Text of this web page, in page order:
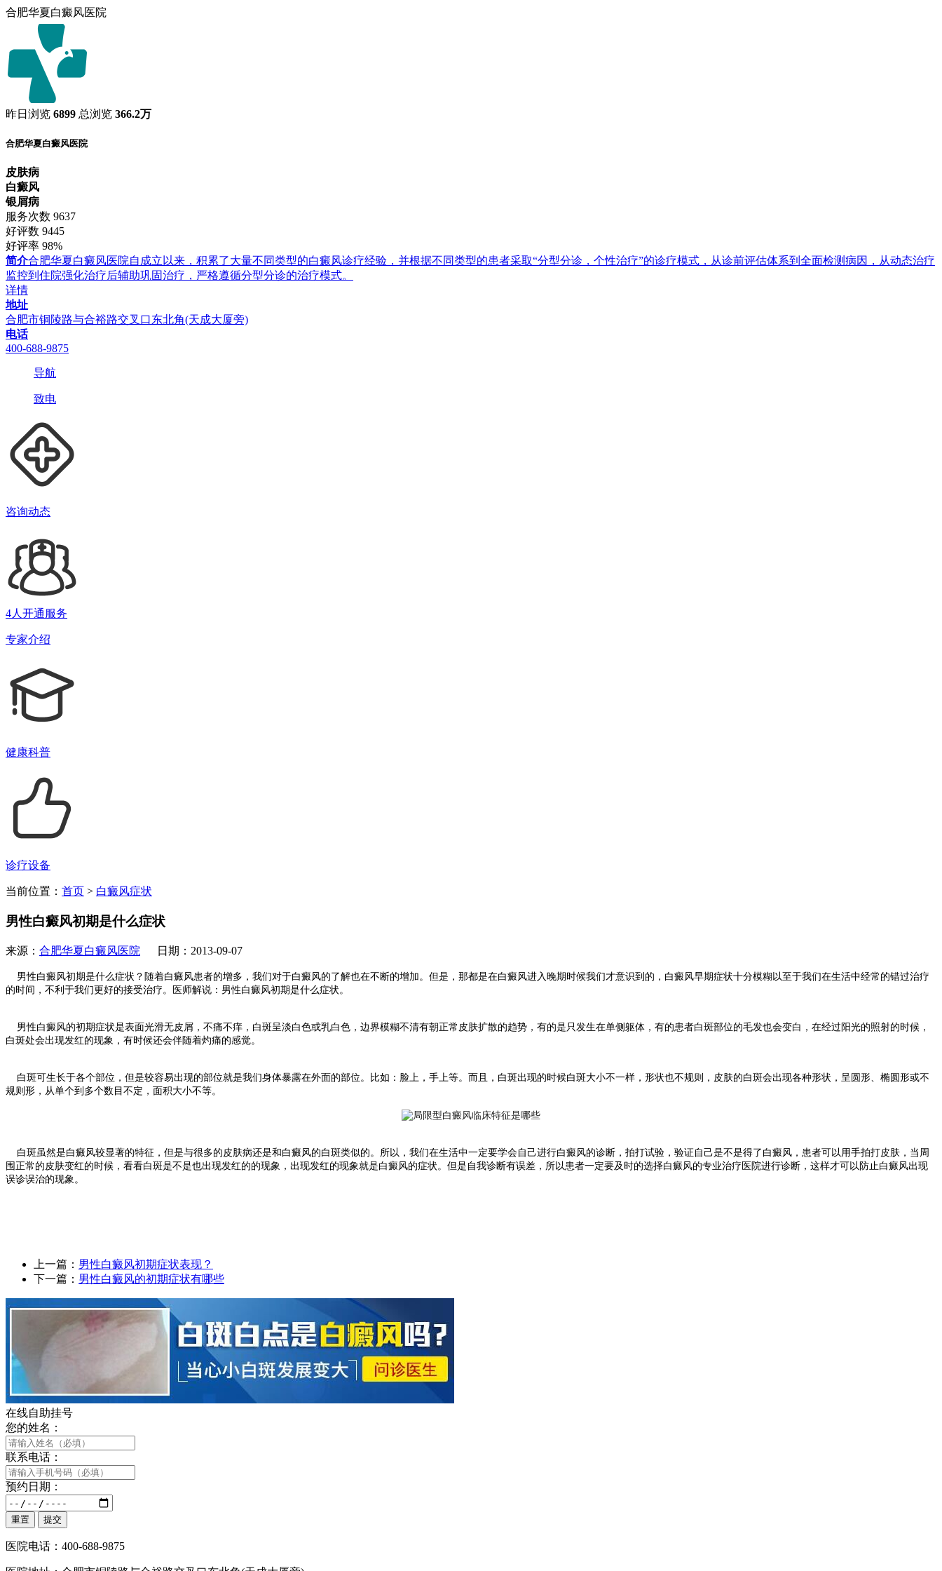
合肥华夏白癜风医院
昨日浏览 6899 总浏览 366.2万
合肥华夏白癜风医院
皮肤病
白癜风
银屑病
服务次数 9637
好评数 9445
好评率 98%
简介合肥华夏白癜风医院自成立以来，积累了大量不同类型的白癜风诊疗经验，并根据不同类型的患者采取“分型分诊，个性治疗”的诊疗模式，从诊前评估体系到全面检测病因，从动态治疗
监控到住院强化治疗后辅助巩固治疗，严格遵循分型分诊的治疗模式。
详情
地址
合肥市铜陵路与合裕路交叉口东北角(天成大厦旁)
电话
400-688-9875
导航
致电
咨询动态
4人开通服务
专家介绍
健康科普
诊疗设备
当前位置： 首页 > 白癜风症状
男性白癜风初期是什么症状
来源： 合肥华夏白癜风医院 日期：2013-09-07
男性白癜风初期是什么症状？随着白癜风患者的增多，我们对于白癜风的了解也在不断的增加。但是，那都是在白癜风进入晚期时候我们才意识到的，白癜风早期症状十分模糊以至于我们在生活中经常的错过治疗
的时间，不利于我们更好的接受治疗。医师解说：男性白癜风初期是什么症状。
男性白癜风的初期症状是表面光滑无皮屑，不痛不痒，白斑呈淡白色或乳白色，边界模糊不清有朝正常皮肤扩散的趋势，有的是只发生在单侧躯体，有的患者白斑部位的毛发也会变白，在经过阳光的照射的时候，
白斑处会出现发红的现象，有时候还会伴随着灼痛的感觉。
白斑可生长于各个部位，但是较容易出现的部位就是我们身体暴露在外面的部位。比如：脸上，手上等。而且，白斑出现的时候白斑大小不一样，形状也不规则，皮肤的白斑会出现各种形状，呈圆形、椭圆形或不
规则形，从单个到多个数目不定，面积大小不等。
白斑虽然是白癜风较显著的特征，但是与很多的皮肤病还是和白癜风的白斑类似的。所以，我们在生活中一定要学会自己进行白癜风的诊断，拍打试验，验证自己是不是得了白癜风，患者可以用手拍打皮肤，当周
围正常的皮肤变红的时候，看看白斑是不是也出现发红的的现象，出现发红的现象就是白癜风的症状。但是自我诊断有误差，所以患者一定要及时的选择白癜风的专业治疗医院进行诊断，这样才可以防止白癜风出现
误诊误治的现象。
上一篇： 男性白癜风初期症状表现？
下一篇： 男性白癜风的初期症状有哪些
在线自助挂号
您的姓名：
联系电话：
预约日期：
医院电话：400-688-9875